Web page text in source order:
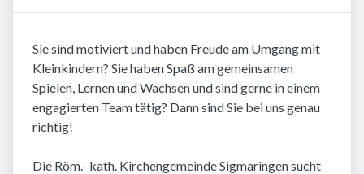
Sie sind motiviert und haben Freude am Umgang mit
Kleinkindern? Sie haben Spaß am gemeinsamen
Spielen, Lernen und Wachsen und sind gerne in einem
engagierten Team tätig? Dann sind Sie bei uns genau
richtig!
Die Röm.- kath. Kirchengemeinde Sigmaringen sucht